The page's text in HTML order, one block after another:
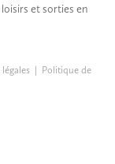
et sorties en
| Politique de